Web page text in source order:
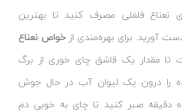
نعناع فلفلی مصرف کنید تا بهترین
آورید. برای بهره‌مندی ازخواص نعناع
تا مقدار یک قاشق چای خوری از برگ
را درون یک لیوان آب در حال جوش
دقیقه صبر کنید تا چای به خوبی دم